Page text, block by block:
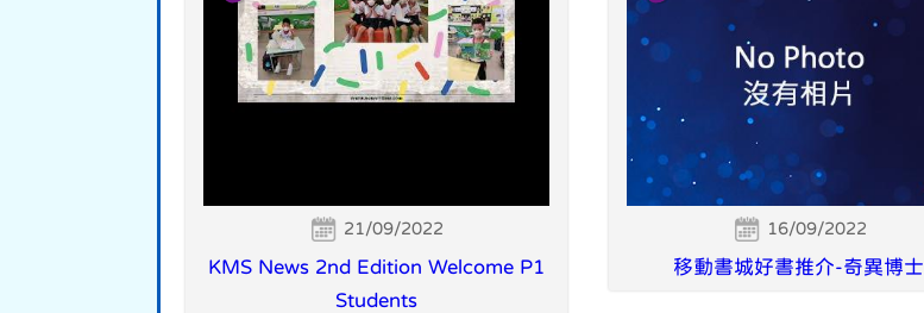
21/09/2022
KMS News 2nd Edition Welcome P1
Students
16/09/2022
移動書城好書推介-奇異博士